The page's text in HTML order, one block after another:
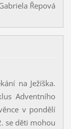
Řepová
na Ježíška.
Adventního
v pondělí
se děti mohou